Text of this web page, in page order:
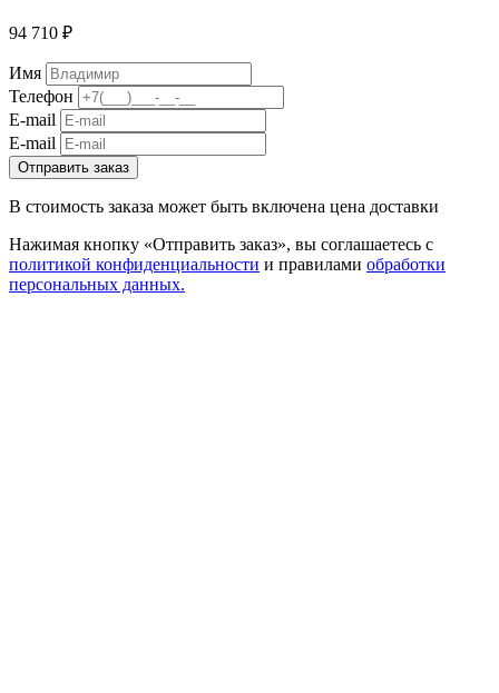
94 710 ₽
Имя
Телефон
E-mail
E-mail
Отправить заказ
В стоимость заказа может быть включена цена доставки
Нажимая кнопку «Отправить заказ», вы соглашаетесь с
политикой конфиденциальности и правилами обработки
персональных данных.